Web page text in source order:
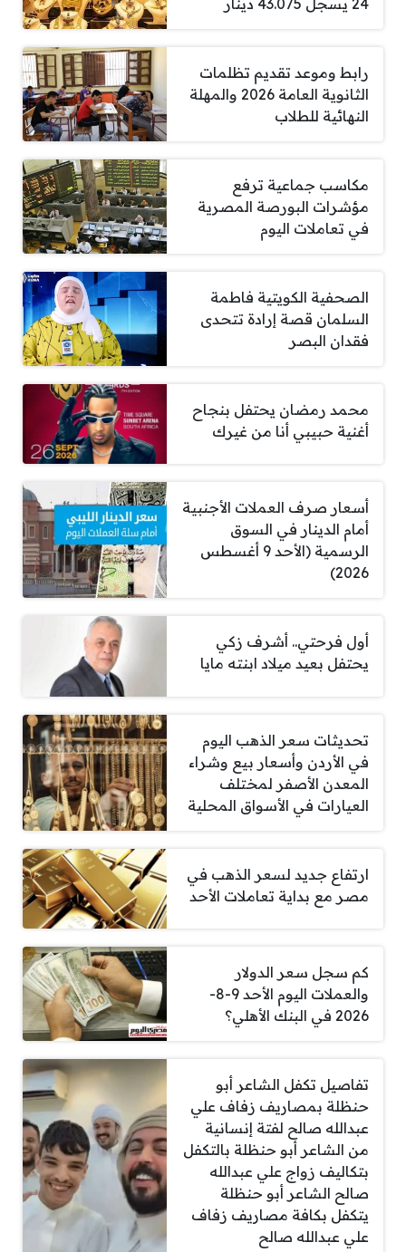
رابط وموعد تقديم تظلمات
الثانوية العامة 2026 والمهلة
النهائية للطلاب
مكاسب جماعية ترفع
مؤشرات البورصة المصرية
في تعاملات اليوم
الصحفية الكويتية فاطمة
السلمان قصة إرادة تتحدى
فقدان البصر
محمد رمضان يحتفل بنجاح
أغنية حبيبي أنا من غيرك
أسعار صرف العملات الأجنبية
أمام الدينار في السوق
الرسمية (الأحد 9 أغسطس
2026)
أول فرحتي.. أشرف زكي
يحتفل بعيد ميلاد ابنته مايا
تحديثات سعر الذهب اليوم
في الأردن وأسعار بيع وشراء
المعدن الأصفر لمختلف
العيارات في الأسواق المحلية
ارتفاع جديد لسعر الذهب في
مصر مع بداية تعاملات الأحد
كم سجل سعر الدولار
والعملات اليوم الأحد 9-8-
2026 في البنك الأهلي؟
تفاصيل تكفل الشاعر أبو
حنظلة بمصاريف زفاف علي
عبدالله صالح لفتة إنسانية
من الشاعر أبو حنظلة بالتكفل
بتكاليف زواج علي عبدالله
صالح الشاعر أبو حنظلة
يتكفل بكافة مصاريف زفاف
علي عبدالله صالح